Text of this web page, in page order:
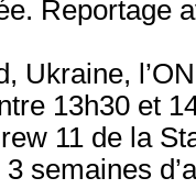
Reportage
Ukraine,
13h30 et
11 de la
3 semaines